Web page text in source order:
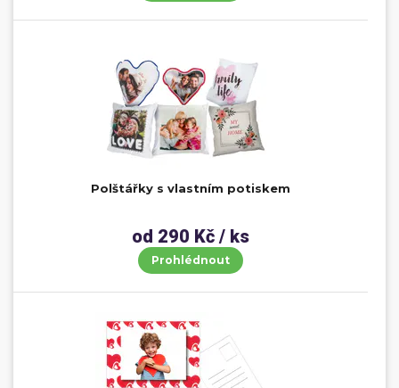
Polštářky s vlastním potiskem
od 290 Kč / ks
Prohlédnout